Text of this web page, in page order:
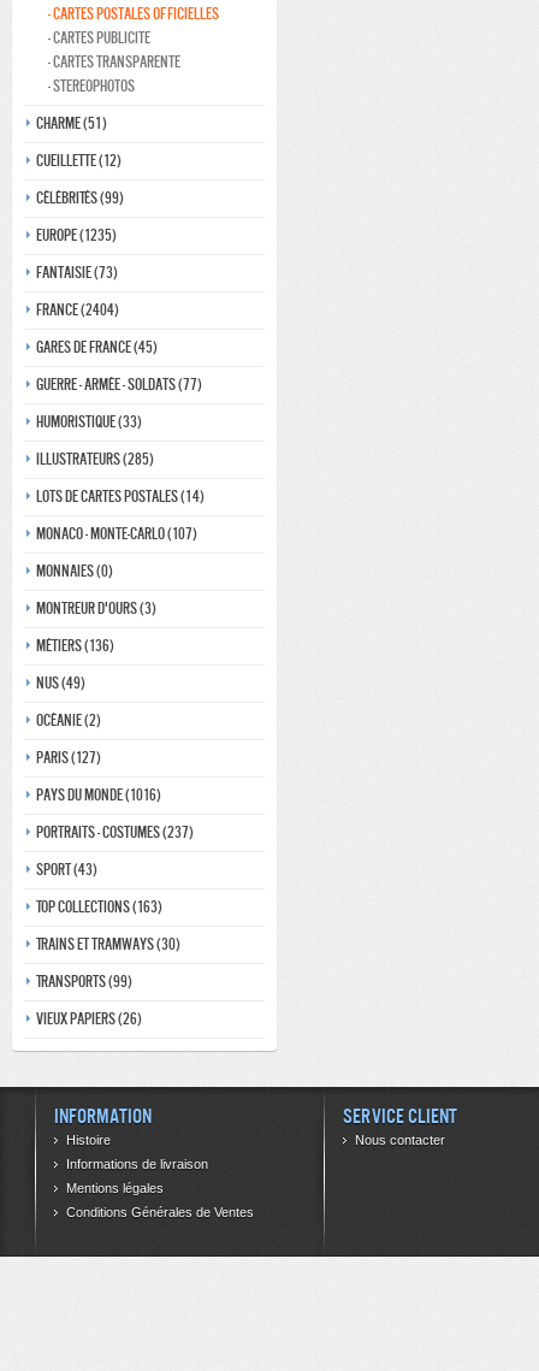
- cartes postales officielles
- Cartes Publicite
- Cartes transparente
- Stereophotos
Charme (51)
Cueillette (12)
Célébrités (99)
Europe (1235)
Fantaisie (73)
France (2404)
Gares de france (45)
Guerre - Armée - Soldats (77)
Humoristique (33)
Illustrateurs (285)
Lots de Cartes Postales (14)
Monaco - monte-carlo (107)
Monnaies (0)
Montreur d'ours (3)
Métiers (136)
Nus (49)
Océanie (2)
Paris (127)
Pays du monde (1016)
Portraits - costumes (237)
Sport (43)
Top collections (163)
Trains et tramways (30)
Transports (99)
Vieux papiers (26)
Information
Histoire
Informations de livraison
Mentions légales
Conditions Générales de Ventes
Service client
Nous contacter